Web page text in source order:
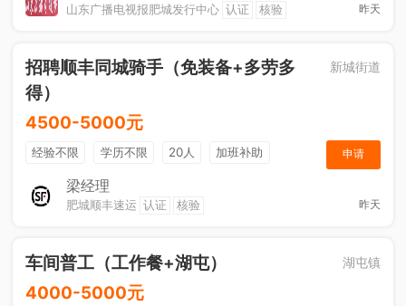
山东广播电视报肥城发行中心 认证 核验 昨天
招聘顺丰同城骑手（免装备+多劳多
得）
新城街道
4500-5000元
经验不限 学历不限 20人
加班补助
综合补贴
奖励计划
申请
梁经理
肥城顺丰速运 认证 核验 昨天
车间普工（工作餐+湖屯） 湖屯镇
4000-5000元